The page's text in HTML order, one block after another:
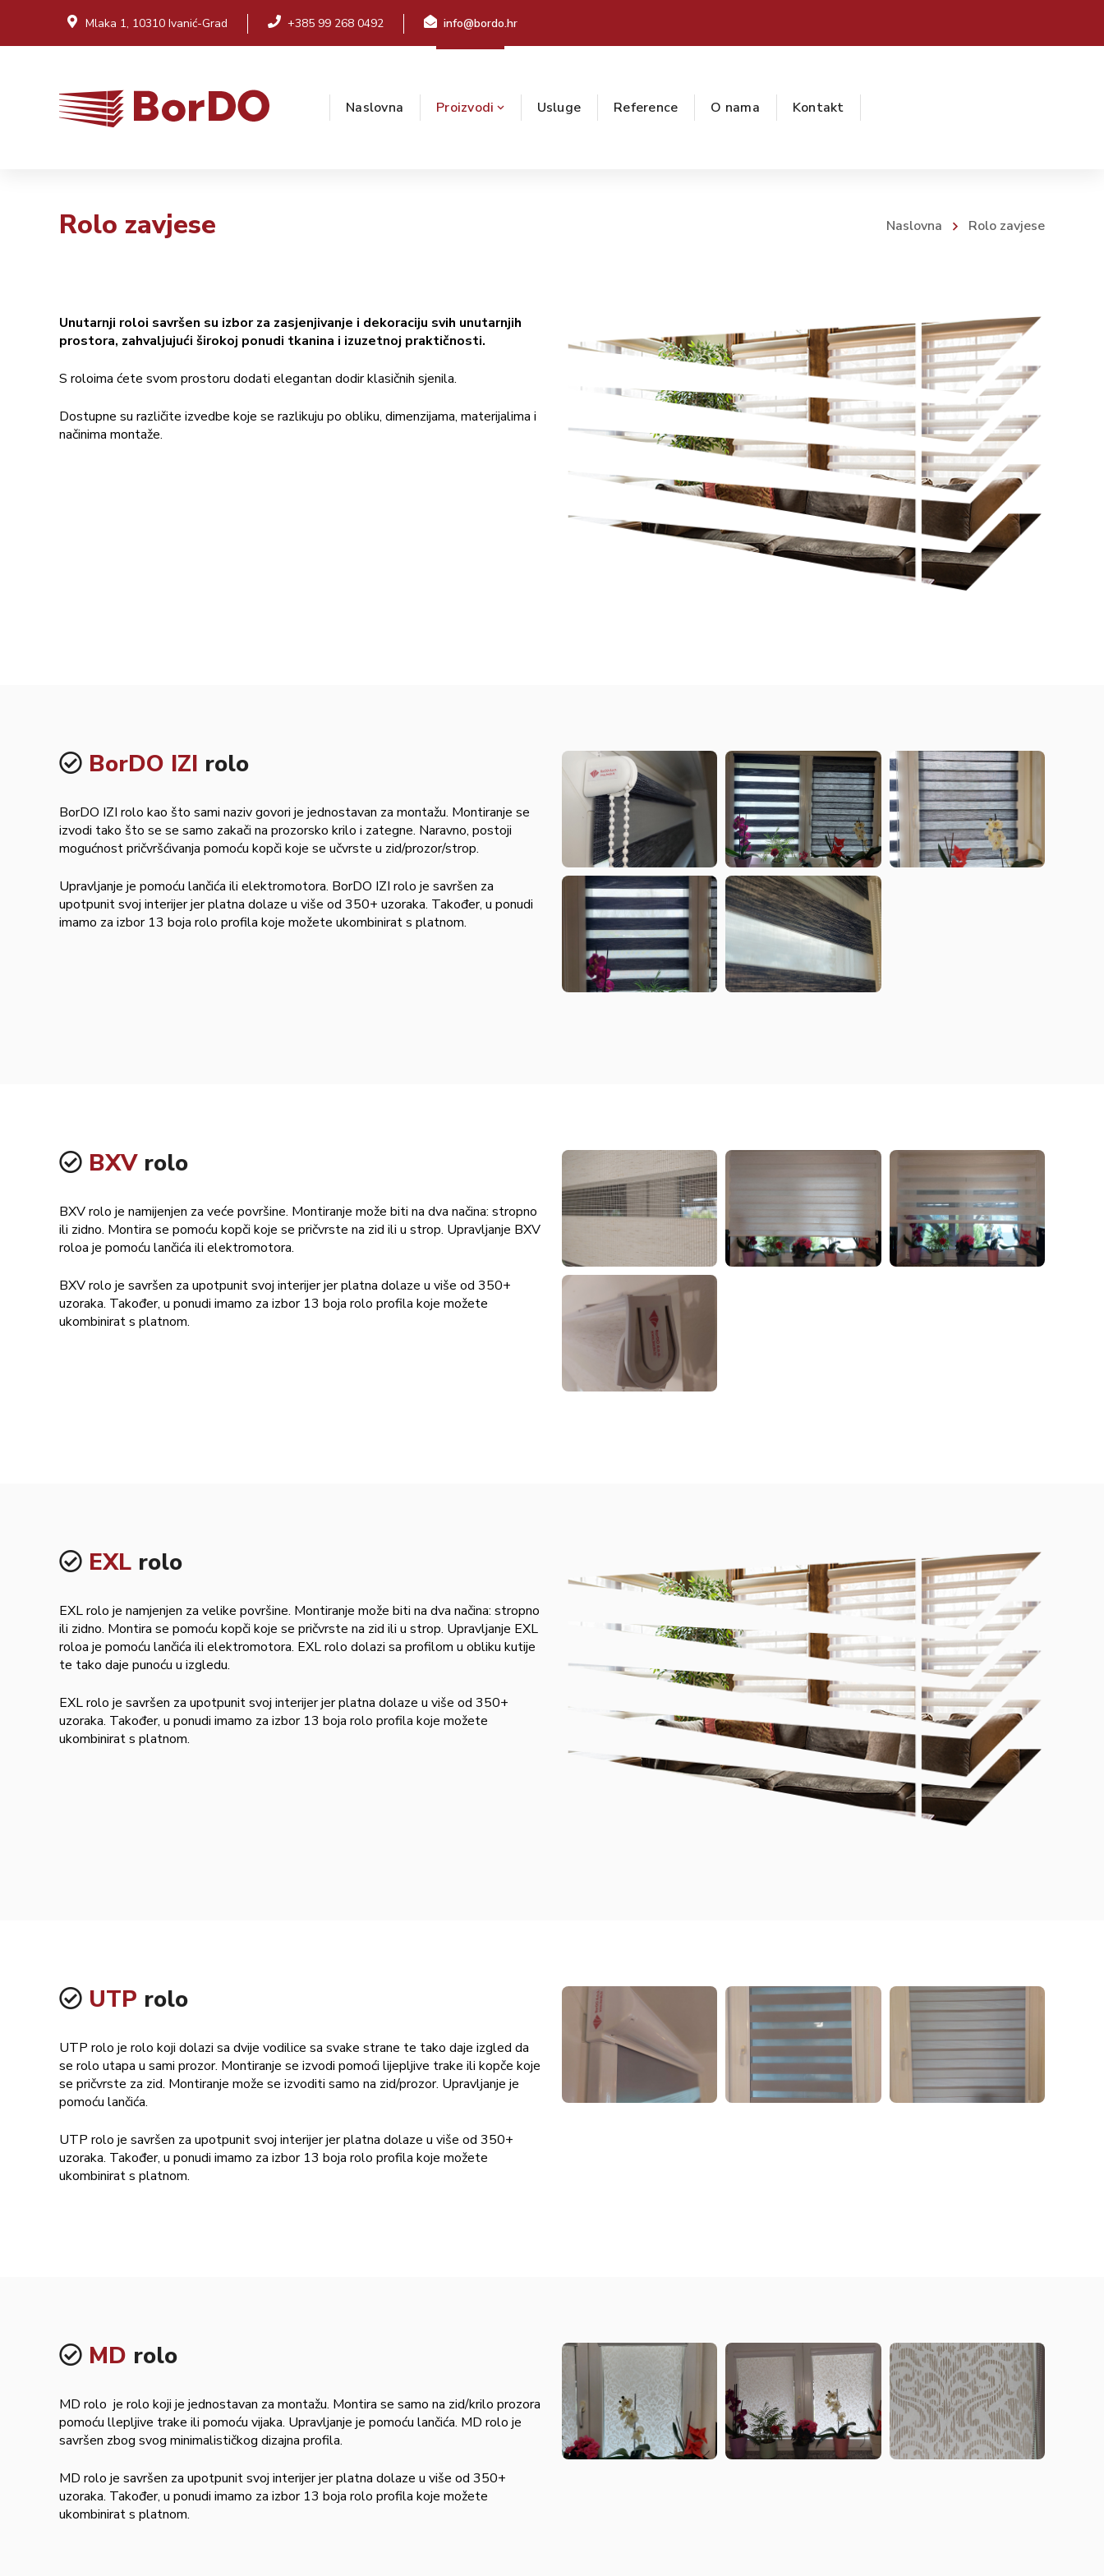
Mlaka 1, 10310 Ivanić-Grad +385 99 268 0492 info@bordo.hr
Naslovna Proizvodi Usluge Reference O nama Kontakt
Rolo zavjese Naslovna Rolo zavjese
Unutarnji roloi savršen su izbor za zasjenjivanje i dekoraciju svih unutarnjih
prostora, zahvaljujući širokoj ponudi tkanina i izuzetnoj praktičnosti.
S roloima ćete svom prostoru dodati elegantan dodir klasičnih sjenila.
Dostupne su različite izvedbe koje se razlikuju po obliku, dimenzijama, materijalima i
načinima montaže.
BorDO IZI rolo
BorDO IZI rolo kao što sami naziv govori je jednostavan za montažu. Montiranje se
izvodi tako što se se samo zakači na prozorsko krilo i zategne. Naravno, postoji
mogućnost pričvršćivanja pomoću kopči koje se učvrste u zid/prozor/strop.
Upravljanje je pomoću lančića ili elektromotora. BorDO IZI rolo je savršen za
upotpunit svoj interijer jer platna dolaze u više od 350+ uzoraka. Također, u ponudi
imamo za izbor 13 boja rolo profila koje možete ukombinirat s platnom.
BXVrolo
BXV rolo je namijenjen za veće površine. Montiranje može biti na dva načina: stropno
ili zidno. Montira se pomoću kopči koje se pričvrste na zid ili u strop. Upravljanje BXV
roloa je pomoću lančića ili elektromotora.
BXV rolo je savršen za upotpunit svoj interijer jer platna dolaze u više od 350+
uzoraka. Također, u ponudi imamo za izbor 13 boja rolo profila koje možete
ukombinirat s platnom.
EXL rolo
EXL rolo je namjenjen za velike površine. Montiranje može biti na dva načina: stropno
ili zidno. Montira se pomoću kopči koje se pričvrste na zid ili u strop. Upravljanje EXL
roloa je pomoću lančića ili elektromotora. EXL rolo dolazi sa profilom u obliku kutije
te tako daje punoću u izgledu.
EXL rolo je savršen za upotpunit svoj interijer jer platna dolaze u više od 350+
uzoraka. Također, u ponudi imamo za izbor 13 boja rolo profila koje možete
ukombinirat s platnom.
UTP rolo
UTP rolo je rolo koji dolazi sa dvije vodilice sa svake strane te tako daje izgled da
se rolo utapa u sami prozor. Montiranje se izvodi pomoći lijepljive trake ili kopče koje
se pričvrste za zid. Montiranje može se izvoditi samo na zid/prozor. Upravljanje je
pomoću lančića.
UTP rolo je savršen za upotpunit svoj interijer jer platna dolaze u više od 350+
uzoraka. Također, u ponudi imamo za izbor 13 boja rolo profila koje možete
ukombinirat s platnom.
MD rolo
MD rolo je rolo koji je jednostavan za montažu. Montira se samo na zid/krilo prozora
pomoću llepljive trake ili pomoću vijaka. Upravljanje je pomoću lančića. MD rolo je
savršen zbog svog minimalističkog dizajna profila.
MD rolo je savršen za upotpunit svoj interijer jer platna dolaze u više od 350+
uzoraka. Također, u ponudi imamo za izbor 13 boja rolo profila koje možete
ukombinirat s platnom.